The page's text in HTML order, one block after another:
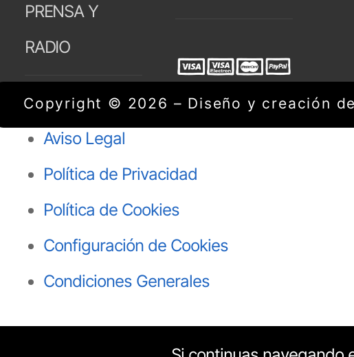
PRENSA Y
RADIO
Copyright © 2026 – Diseño y creación
Aviso Legal
Política de Privacidad
Política de Cookies
Configuración de Cookies
Condiciones Generales